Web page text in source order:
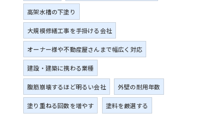
高架水槽の下塗り
大規模修繕工事を手掛ける会社
オーナー様や不動産屋さんまで幅広く対応
建設・建築に携わる業種
腹筋崩壊するほど明るい会社 外壁の耐用年数
塗り重ねる回数を増やす 塗料を厳選する